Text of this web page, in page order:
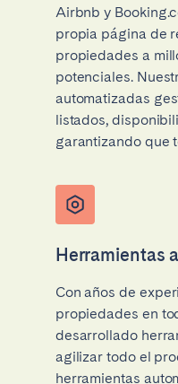
Airbnb y
propia página de
propiedades a
potenciales.
automatizadas
listados,
garantizando que
Herramientas
Con años de
propiedades en
desarrollado
agilizar todo el
herramientas